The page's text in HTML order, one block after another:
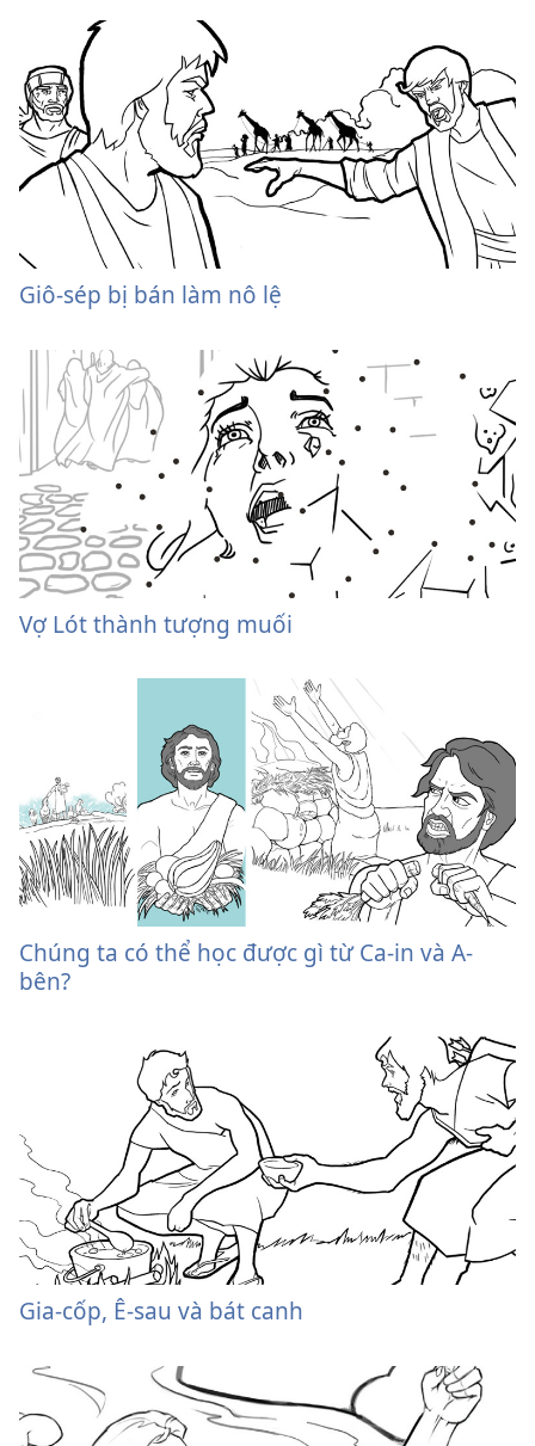
Giô-sép bị bán làm nô lệ
Vợ Lót thành tượng muối
Chúng ta có thể học được gì từ Ca-in và A-
bên?
Gia-cốp, Ê-sau và bát canh